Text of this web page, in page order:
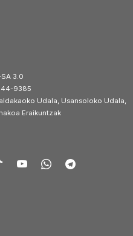
3.0
9385
Udala, Usansoloko Udala,
Eraikuntzak